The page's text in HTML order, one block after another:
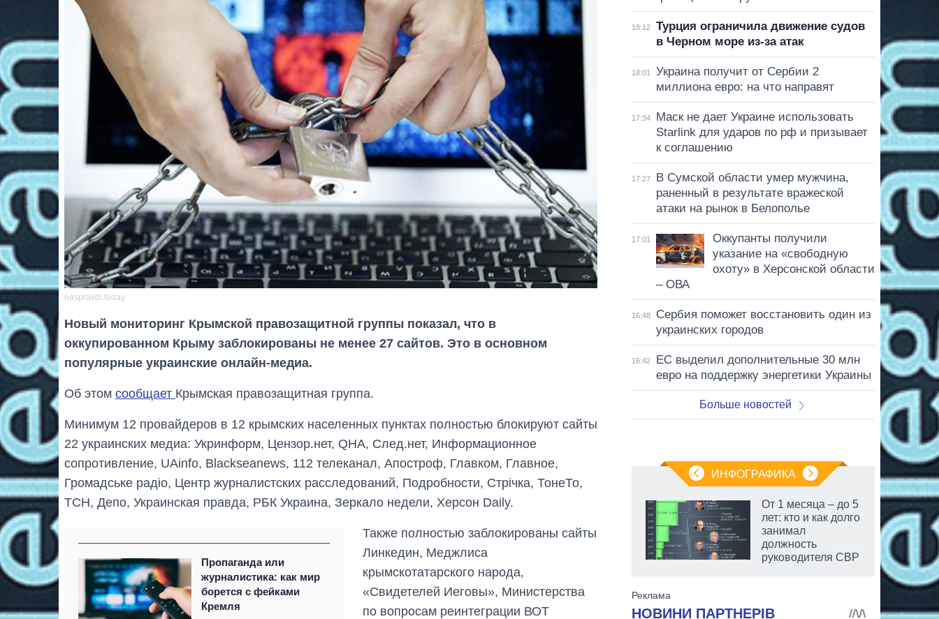
naspravdi.today
Новый мониторинг Крымской правозащитной группы показал, что в
оккупированном Крыму заблокированы не менее 27 сайтов. Это в основном
популярные украинские онлайн-медиа.
Об этом сообщает Крымская правозащитная группа.
Минимум 12 провайдеров в 12 крымских населенных пунктах полностью блокируют сайты
22 украинских медиа: Укринформ, Цензор.нет, QHA, След.нет, Информационное
сопротивление, UAinfo, Blackseanews, 112 телеканал, Апостроф, Главком, Главное,
Громадське радіо, Центр журналистских расследований, Подробности, Стрічка, ТонеТо,
ТСН, Депо, Украинская правда, РБК Украина, Зеркало недели, Херсон Daily.
Пропаганда или
журналистика: как мир
борется с фейками
Кремля
Также полностью заблокированы сайты
Линкедин, Меджлиса
крымскотатарского народа,
«Свидетелей Иеговы», Министерства
по вопросам реинтеграции ВОТ
18:12
Турция ограничила движение судов
в Черном море из-за атак
18:01
Украина получит от Сербии 2
миллиона евро: на что направят
17:34
Маск не дает Украине использовать
Starlink для ударов по рф и призывает
к соглашению
17:27
В Сумской области умер мужчина,
раненный в результате вражеской
атаки на рынок в Белополье
17:01
Оккупанты получили
указание на «свободную
охоту» в Херсонской области
– ОВА
16:48
Сербия поможет восстановить один из
украинских городов
16:42
ЕС выделил дополнительные 30 млн
евро на поддержку энергетики Украины
Больше новостей
ИНФОГРАФИКА
выращивали в
войны
От 1 месяца – до 5
лет: кто и как долго
занимал
должность
руководителя СВР